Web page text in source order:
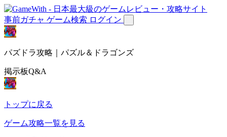
事前ガチャ ゲーム検索 ログイン
パズドラ攻略｜パズル＆ドラゴンズ
掲示板Q&A
トップに戻る
ゲーム攻略一覧を見る